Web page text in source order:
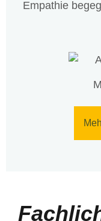
Empathie